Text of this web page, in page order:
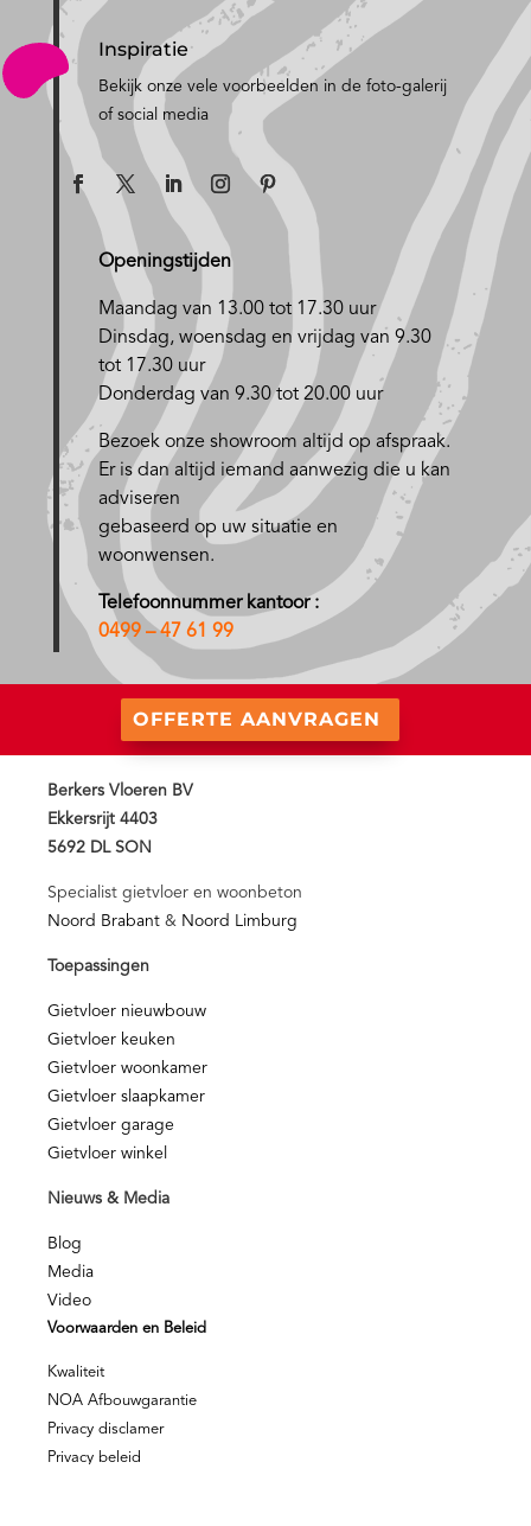
Inspiratie
Bekijk onze vele voorbeelden in de foto-galerij
of social media
Openingstijden
Maandag van 13.00 tot 17.30 uur
Dinsdag, woensdag en vrijdag van 9.30
tot 17.30 uur
Donderdag van 9.30 tot 20.00 uur
Bezoek onze showroom altijd op afspraak.
Er is dan altijd iemand aanwezig die u kan
adviseren
gebaseerd op uw situatie en
woonwensen.
Telefoonnummer kantoor :
0499 – 47 61 99
OFFERTE AANVRAGEN
Berkers Vloeren BV
Ekkersrijt 4403
5692 DL SON
Specialist gietvloer en woonbeton
Noord Brabant & Noord Limburg
Toepassingen
Gietvloer nieuwbouw
Gietvloer keuken
Gietvloer woonkamer
Gietvloer slaapkamer
Gietvloer garage
Gietvloer winkel
Nieuws & Media
Blog
Media
Video
Voorwaarden en Beleid
Kwaliteit
NOA Afbouwgarantie
Privacy disclamer
Privacy beleid